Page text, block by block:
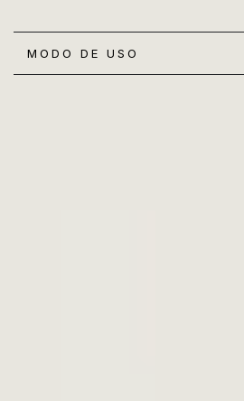
MODO DE USO